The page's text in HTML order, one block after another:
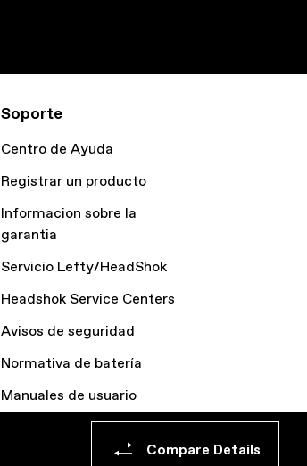
Compare Details
Soporte
Centro de Ayuda
Registrar un producto
Informacion sobre la
garantia
Servicio Lefty/HeadShok
Headshok Service Centers
Avisos de seguridad
Normativa de batería
Manuales de usuario
Archivo bicicletas